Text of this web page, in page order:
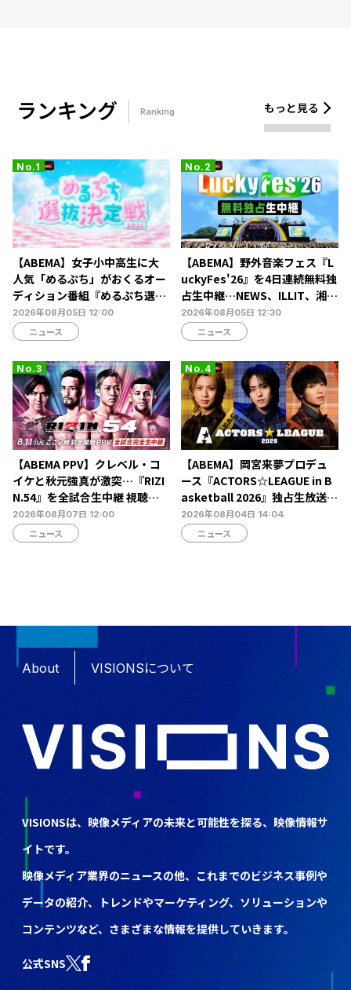
ランキング Ranking もっと見る
【ABEMA】女子小中高生に大
人気「めるぷち」がおくるオー
ディション番組『めるぷち選抜
決定戦2026』の生配信が決定
2026年08月05日 12:00
ニュース
【ABEMA】野外音楽フェス『L
uckyFes'26』を4日連続無料独
占生中継…NEWS、ILLIT、湘南
乃風ら60組以上が集結
2026年08月05日 12:30
ニュース
【ABEMA PPV】クレベル・コ
イケと秋元強真が激突…『RIZI
N.54』を全試合生中継 視聴チ
ケット販売中
2026年08月07日 12:00
ニュース
【ABEMA】岡宮来夢プロデュ
ース『ACTORS☆LEAGUE in B
asketball 2026』独占生放送決
定…北村諒、糸川耀士郎、長妻
怜央らが出演
2026年08月04日 14:04
ニュース
About VISIONSについて
VISIONSは、映像メディアの未来と可能性を探る、映像情報サ
イトです。
映像メディア業界のニュースの他、これまでのビジネス事例や
データの紹介、トレンドやマーケティング、ソリューションや
コンテンツなど、さまざまな情報を提供していきます。
公式SNS